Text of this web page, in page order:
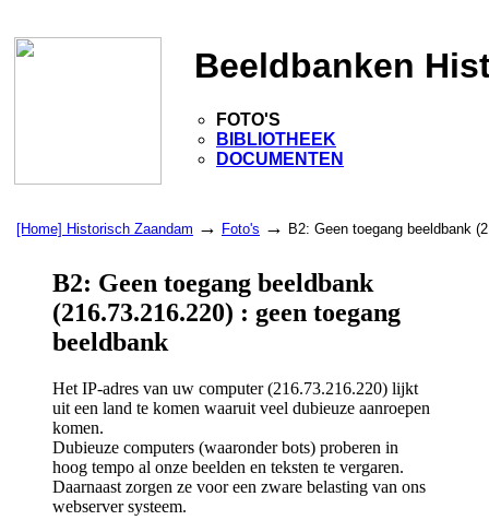
Beeldbanken
FOTO'S
BIBLIOTHEEK
DOCUMENTEN
[Home] Historisch Zaandam → Foto's → B2: Geen toegang beeldbank
B2: Geen toegang beeldbank
(216.73.216.220) : geen toegang
beeldbank
Het IP-adres van uw computer (216.73.216.220) lijkt
uit een land te komen waaruit veel dubieuze aanroepen
komen.
Dubieuze computers (waaronder bots) proberen in
hoog tempo al onze beelden en teksten te vergaren.
Daarnaast zorgen ze voor een zware belasting van ons
webserver systeem.